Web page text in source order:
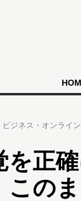
ビジネス・オンライン
を正
この